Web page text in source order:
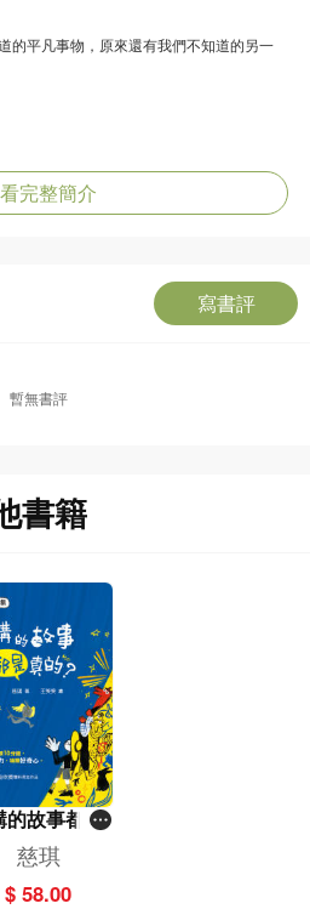
平凡事物，原來還有我們不知道的另一
助專注力較低的孩子逐步培養閱讀興趣。
完整簡介
寫書評
暫無書評
書籍
的故事都是
？ [10分鐘
篇故事集]
慈琪
$ 58.00